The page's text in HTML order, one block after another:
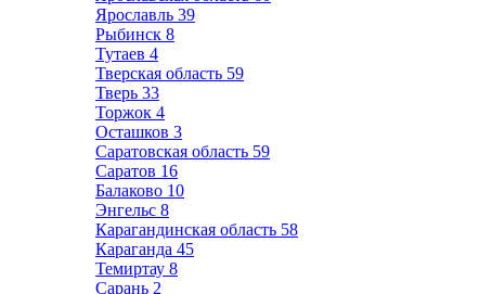
Ярославль 39
Рыбинск 8
Тутаев 4
Тверская область 59
Тверь 33
Торжок 4
Осташков 3
Саратовская область 59
Саратов 16
Балаково 10
Энгельс 8
Карагандинская область 58
Караганда 45
Темиртау 8
Сарань 2